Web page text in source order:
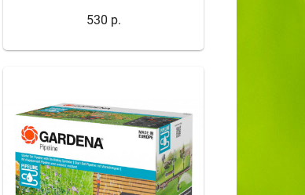
530 р.